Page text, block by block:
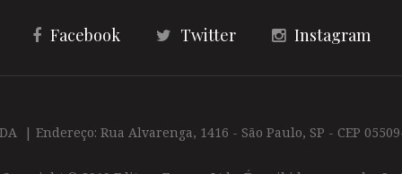
Facebook Twitter Instagram
| Endereço: Rua Alvarenga, 1416 - São Paulo, SP - CEP